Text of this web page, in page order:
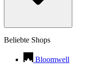
Beliebte Shops
Bloomwell